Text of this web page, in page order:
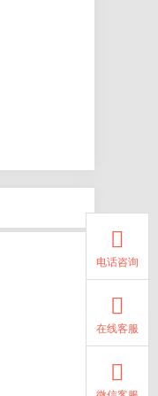

电话咨询

在线客服
